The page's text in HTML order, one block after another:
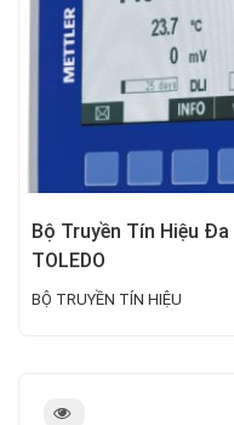
Bộ Truyền Tín Hiệu
TOLEDO
BỘ TRUYỀN TÍN HIỆU